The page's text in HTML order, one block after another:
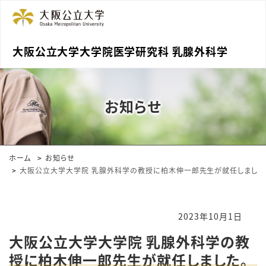
大阪公立大学大学院医学研究科 乳腺外科学
お知らせ
ホーム
お知らせ
大阪公立大学大学院 乳腺外科学の教授に柏木伸一郎先生が就任しました
2023年10月1日
大阪公立大学大学院 乳腺外科学の教
授に柏木伸一郎先生が就任しました。